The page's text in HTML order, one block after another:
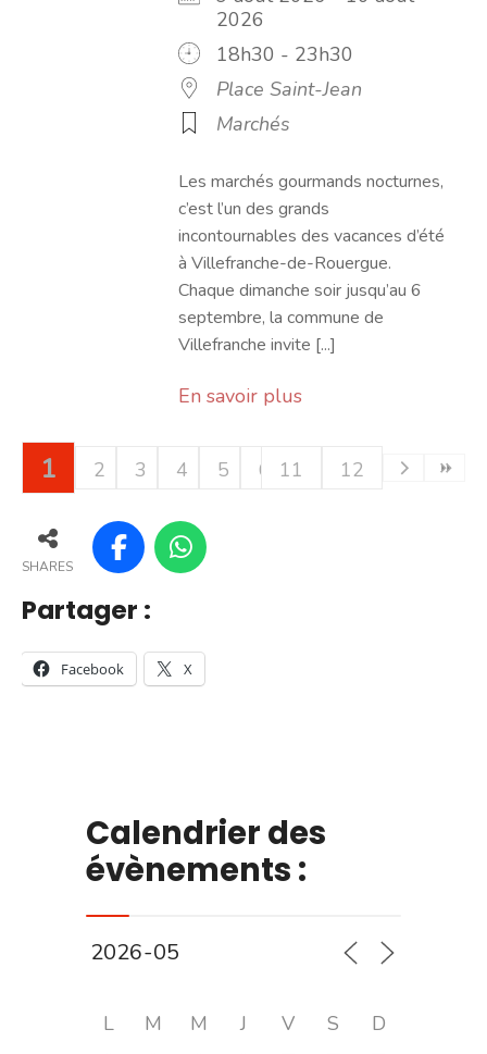
2026
18h30 - 23h30
Place Saint-Jean
Marchés
Les marchés gourmands nocturnes,
c’est l’un des grands
incontournables des vacances d’été
à Villefranche-de-Rouergue.
Chaque dimanche soir jusqu’au 6
septembre, la commune de
Villefranche invite [...]
En savoir plus
1 2 3 4 5 6 7 8 10
11 12
SHARES
Partager :
Facebook X
Calendrier des
évènements :
L M M J V S D